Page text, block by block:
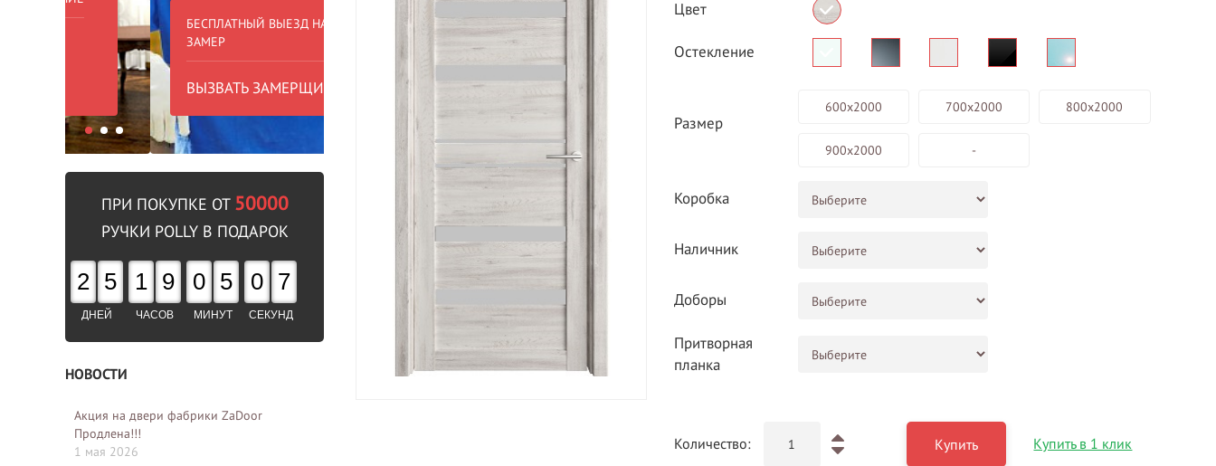
БЕСПЛАТНЫЙ ВЫЕЗД НА
ЗАМЕР
ВЫЗВАТЬ ЗАМЕРЩИКА
БЕСПЛАТНАЯ ДОСТАВКА ОТ 40
В пределах МКАД
Двери фабрики
ЗАМЕР
ПРИ ПОКУПКЕ ОТ 50000
РУЧКИ POLLY В ПОДАРОК
2 5
ДНЕЙ
1 9
ЧАСОВ
0 5
МИНУТ
0 6
СЕКУНД
НОВОСТИ
Акция на двери фабрики ZaDoor
Продлена!!!
1 мая 2026
Цвет
Остекление
Размер
600х2000 700х2000 800х2000
900х2000 -
Коробка
Наличник
Доборы
Притворная
планка
Количество: Купить Купить в 1 клик